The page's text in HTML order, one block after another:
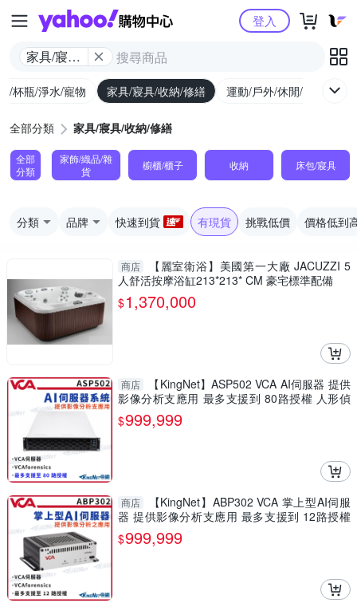
Yahoo購物中心
家具/寢具/
登入
/杯瓶/淨水/寵物 家具/寢具/收納/修繕 運動/戶外/休閒/健身
全部分類 家具/寢具/收納/修繕
全部
分類
家飾/織品/雜
貨
櫥櫃/櫃子 收納 床包/寢具
分類 品牌 快速到貨 有現貨 挑戰低價 價格低到
商店
【麗室衛浴】美國第一大廠 JACUZZI 5
人舒活按摩浴缸213*213* CM 豪宅標準配備
$1,370,000
商店
【KingNet】ASP502 VCA AI伺服器 提供
影像分析支應用 最多支援到 80路授權 人形偵
測 破壞檢測
$999,999
商店
【KingNet】ABP302 VCA 掌上型AI伺服
器 提供影像分析支應用 最多支援到 12路授權
人形偵測 人頭追蹤
$999,999